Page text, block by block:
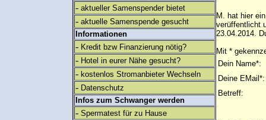
- aktueller Samenspender bietet
- aktuelle Samenspende gesucht
Informationen
- Kredit bzw Finanzierung nötig?
- Hotel in eurer Nähe gesucht?
- kostenlos Stromanbieter Wechseln
- Datenschutz
Infos zum Schwanger werden
- Spermatest für zu Hause
M. hat hier
verüffentlicht
23.04.2014.
Mit *
Dein Name*:
Deine EMail*:
Betreff: